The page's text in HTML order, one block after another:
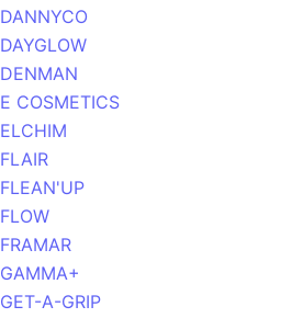
DANNYCO
DAYGLOW
DENMAN
E COSMETICS
ELCHIM
FLAIR
FLEAN'UP
FLOW
FRAMAR
GAMMA+
GET-A-GRIP